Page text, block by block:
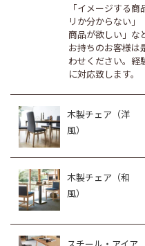
「イメージする
リか分からない」
商品が欲しい」な
お持ちのお客様は
わせください。経
に対応致します。
木製チェア（洋
風）
木製チェア（和
風）
スチール・アイア